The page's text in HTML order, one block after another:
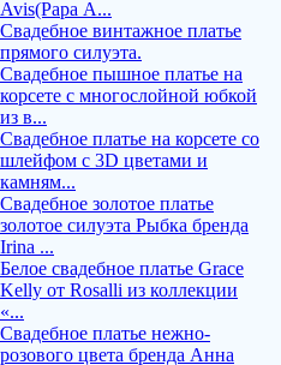
Avis(Рара А...
Свадебное винтажное платье
прямого силуэта.
Свадебное пышное платье на
корсете с многослойной юбкой
из в...
Свадебное платье на корсете со
шлейфом с 3D цветами и
камням...
Свадебное золотое платье
золотое силуэта Рыбка бренда
Irina ...
Белое свадебное платье Grace
Kelly от Rosalli из коллекции
«...
Свадебное платье нежно-
розового цвета бренда Анна